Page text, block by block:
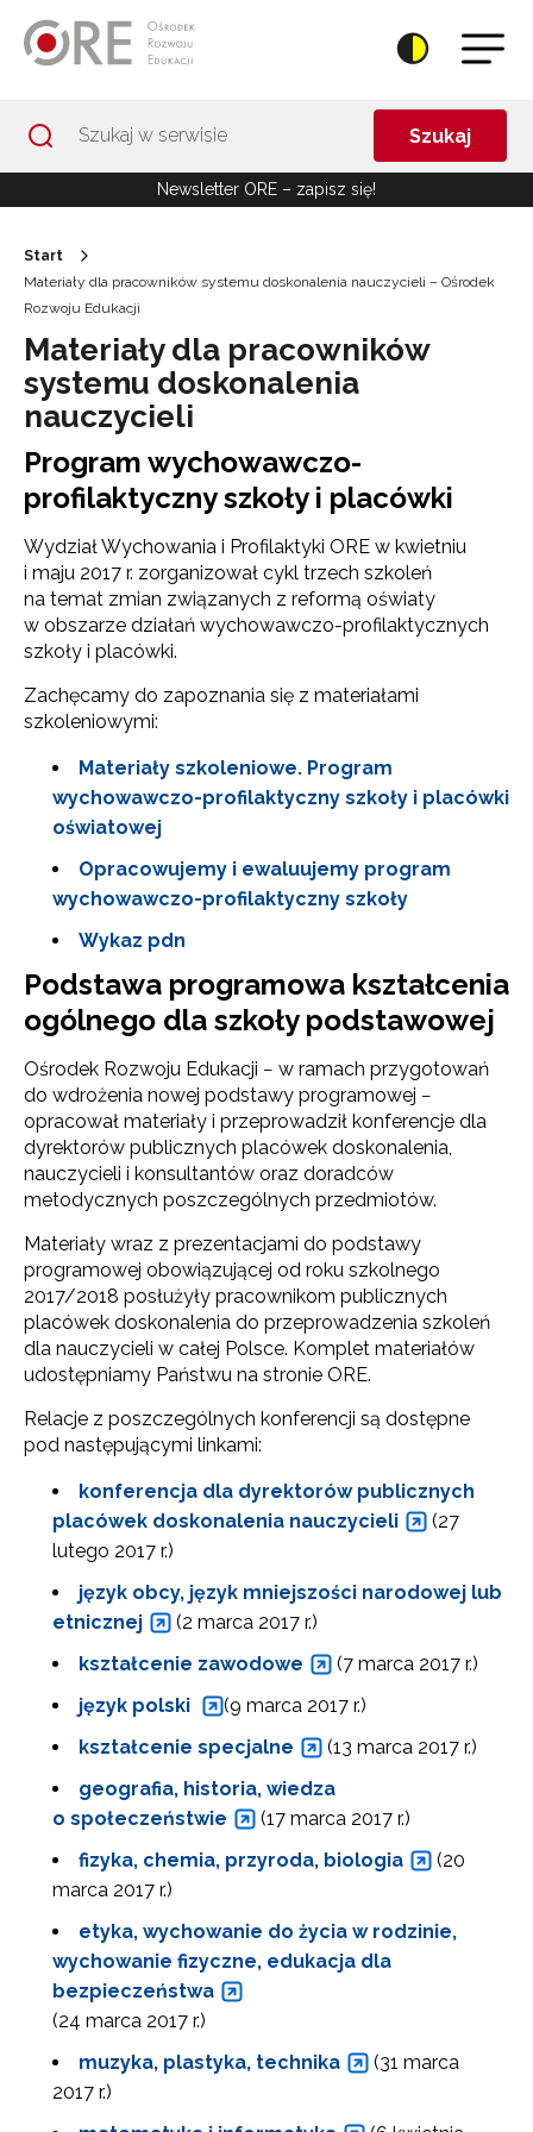
Szukaj
Newsletter ORE – zapisz się!
Start
Materiały dla pracowników systemu doskonalenia nauczycieli – Ośrodek
Rozwoju Edukacji
Materiały dla pracowników
systemu doskonalenia
nauczycieli
Program wychowawczo-
profilaktyczny szkoły i placówki
Wydział Wychowania i Profilaktyki ORE w kwietniu
i maju 2017 r. zorganizował cykl trzech szkoleń
na temat zmian związanych z reformą oświaty
w obszarze działań wychowawczo-profilaktycznych
szkoły i placówki.
Zachęcamy do zapoznania się z materiałami
szkoleniowymi:
Materiały szkoleniowe. Program
wychowawczo-profilaktyczny szkoły i placówki
oświatowej
Opracowujemy i ewaluujemy program
wychowawczo-profilaktyczny szkoły
Wykaz pdn
Podstawa programowa kształcenia
ogólnego dla szkoły podstawowej
Ośrodek Rozwoju Edukacji − w ramach przygotowań
do wdrożenia nowej podstawy programowej −
opracował materiały i przeprowadził konferencje dla
dyrektorów publicznych placówek doskonalenia,
nauczycieli i konsultantów oraz doradców
metodycznych poszczególnych przedmiotów.
Materiały wraz z prezentacjami do podstawy
programowej obowiązującej od roku szkolnego
2017/2018 posłużyły pracownikom publicznych
placówek doskonalenia do przeprowadzenia szkoleń
dla nauczycieli w całej Polsce. Komplet materiałów
udostępniamy Państwu na stronie ORE.
Relacje z poszczególnych konferencji są dostępne
pod następującymi linkami:
konferencja dla dyrektorów publicznych
placówek doskonalenia nauczycieli
(27
lutego 2017 r.)
język obcy, język mniejszości narodowej lub
etnicznej
(2 marca 2017 r.)
kształcenie zawodowe
(7 marca 2017 r.)
język polski
(9 marca 2017 r.)
kształcenie specjalne
(13 marca 2017 r.)
geografia, historia, wiedza
o społeczeństwie
(17 marca 2017 r.)
fizyka, chemia, przyroda, biologia
(20
marca 2017 r.)
etyka, wychowanie do życia w rodzinie,
wychowanie fizyczne, edukacja dla
bezpieczeństwa
(24 marca 2017 r.)
muzyka, plastyka, technika
(31 marca
2017 r.)